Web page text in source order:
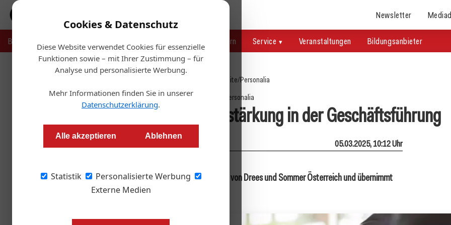
Cookies & Datenschutz
Diese Website verwendet Cookies für essenzielle
Funktionen sowie – mit Ihrer Zustimmung – für
Analyse und personalisierte Werbung.
Mehr Informationen finden Sie in unserer
Datenschutzerklärung.
Alle akzeptieren Ablehnen
Statistik
Personalisierte Werbung
Externe Medien
Newsletter
Bauträger Recht & Steuern Service Veranstaltungen Bildungsanbieter
Startseite/Personalia
Personalia
Drees und Sommer erhält Verstärkung in der Geschäftsführung
Redaktion OIZ 05.03.2025, 10:12 Uhr
Nicole Rumpler verstärkt die Geschäftsführung von Drees und Sommer Österreich und übernimmt
die Aufgaben von Arnold Schmitzer.